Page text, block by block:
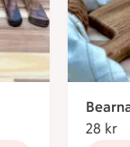
28 kr